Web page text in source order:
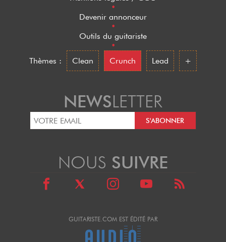
•
Devenir annonceur
•
Outils du guitariste
•
Thèmes :
Clean Crunch Lead +
NEWSLETTER
GUITARISTE.COM EST ÉDITÉ PAR
NOUS SUIVRE